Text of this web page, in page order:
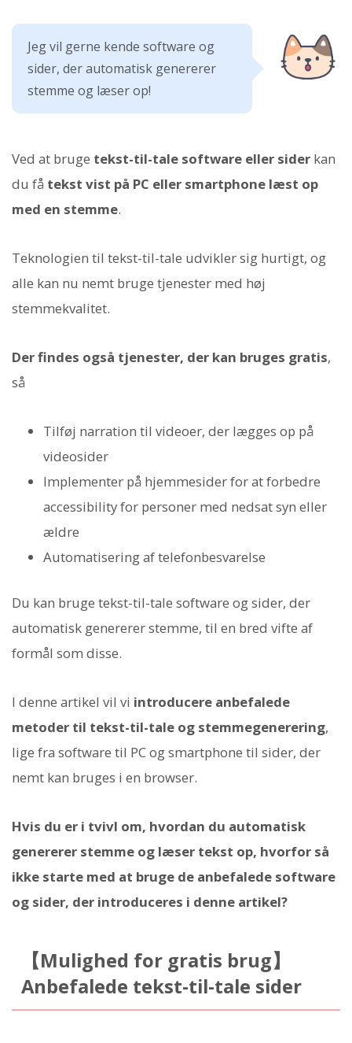
Jeg vil gerne kende software og
sider, der automatisk genererer
stemme og læser op!
Ved at bruge tekst-til-tale software eller sider kan
du få tekst vist på PC eller smartphone læst op
med en stemme.
Teknologien til tekst-til-tale udvikler sig hurtigt, og
alle kan nu nemt bruge tjenester med høj
stemmekvalitet.
Der findes også tjenester, der kan bruges gratis,
så
Tilføj narration til videoer, der lægges op på
videosider
Implementer på hjemmesider for at forbedre
accessibility for personer med nedsat syn eller
ældre
Automatisering af telefonbesvarelse
Du kan bruge tekst-til-tale software og sider, der
automatisk genererer stemme, til en bred vifte af
formål som disse.
I denne artikel vil vi introducere anbefalede
metoder til tekst-til-tale og stemmegenerering,
lige fra software til PC og smartphone til sider, der
nemt kan bruges i en browser.
Hvis du er i tvivl om, hvordan du automatisk
genererer stemme og læser tekst op, hvorfor så
ikke starte med at bruge de anbefalede software
og sider, der introduceres i denne artikel?
【Mulighed for gratis brug】
Anbefalede tekst-til-tale sider